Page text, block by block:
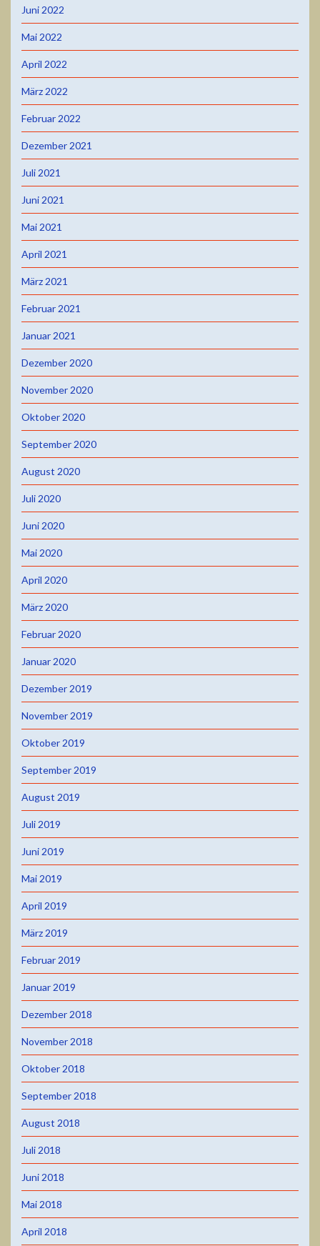
Juni 2022
Mai 2022
April 2022
März 2022
Februar 2022
Dezember 2021
Juli 2021
Juni 2021
Mai 2021
April 2021
März 2021
Februar 2021
Januar 2021
Dezember 2020
November 2020
Oktober 2020
September 2020
August 2020
Juli 2020
Juni 2020
Mai 2020
April 2020
März 2020
Februar 2020
Januar 2020
Dezember 2019
November 2019
Oktober 2019
September 2019
August 2019
Juli 2019
Juni 2019
Mai 2019
April 2019
März 2019
Februar 2019
Januar 2019
Dezember 2018
November 2018
Oktober 2018
September 2018
August 2018
Juli 2018
Juni 2018
Mai 2018
April 2018